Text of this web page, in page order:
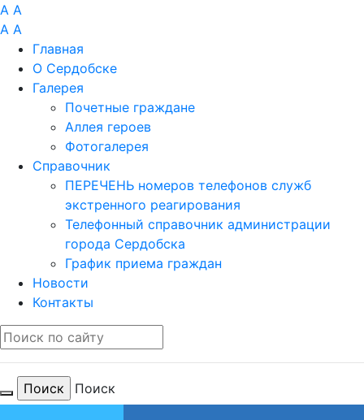
A A
A A
Главная
О Сердобске
Галерея
Почетные граждане
Аллея героев
Фотогалерея
Справочник
ПЕРЕЧЕНЬ номеров телефонов служб
экстренного реагирования
Телефонный справочник администрации
города Сердобска
График приема граждан
Новости
Контакты
Поиск